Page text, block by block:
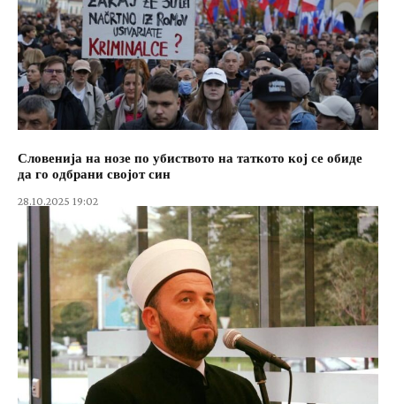
Словенија на нозе по убиството на таткото кој се обиде
да го одбрани својот син
28.10.2025 19:02